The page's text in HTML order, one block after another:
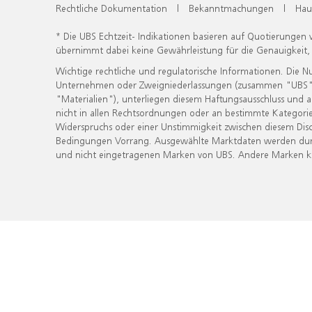
Rechtliche Dokumentation | Bekanntmachungen |
* Die UBS Echtzeit- Indikationen basieren auf
übernimmt dabei keine Gewährleistung für die
Wichtige rechtliche und regulatorische Informationen. Die
Unternehmen oder Zweigniederlassungen (zusammen
"Materialien"), unterliegen diesem Haftungsausschluss
nicht in allen Rechtsordnungen oder an bestimmte
Widerspruchs oder einer Unstimmigkeit zwischen diesem
Bedingungen Vorrang. Ausgewählte Marktdaten werden
und nicht eingetragenen Marken von UBS. Andere Marken